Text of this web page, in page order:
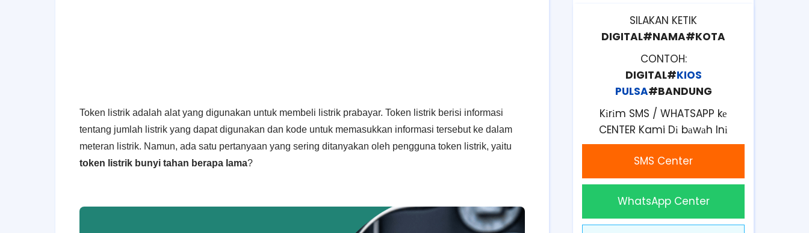
Token listrik adalah alat yang digunakan untuk membeli listrik prabayar. Token listrik berisi informasi
tentang jumlah listrik yang dapat digunakan dan kode untuk memasukkan informasi tersebut ke dalam
meteran listrik. Namun, ada satu pertanyaan yang sering ditanyakan oleh pengguna token listrik, yaitu
token listrik bunyi tahan berapa lama?
SILAKAN KETIK
DIGITAL#NAMA#KOTA
CONTOH:
DIGITAL#KIOS
PULSA#BANDUNG
Kіrіm SMS / WHATSAPP kе
CENTER Kami Dі bаwаh Inі
SMS Center
WhatsApp Center